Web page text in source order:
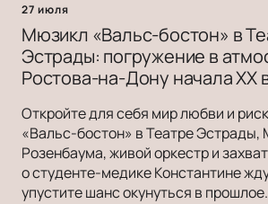
27 июля
Мюзикл «Вальс-бостон» в
Эстрады: погружение в
Ростова-на-Дону начала ХХ
Откройте для себя мир любви и
«Вальс-бостон» в Театре Эстрады,
Розенбаума, живой оркестр и
о студенте-медике Константине
упустите шанс окунуться в прошлое.